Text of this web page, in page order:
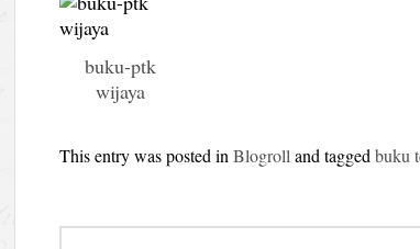
buku-ptk
wijaya
This entry was posted inBlogroll and taggedbuku